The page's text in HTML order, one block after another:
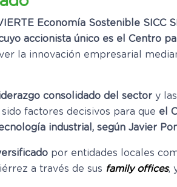
Economía Sostenible SICC
accionista único es el Centro
la innovación empresarial
consolidado del sector y
factores decisivos para que el
industrial, según Javier
por entidades locales
a través de sus family offices,